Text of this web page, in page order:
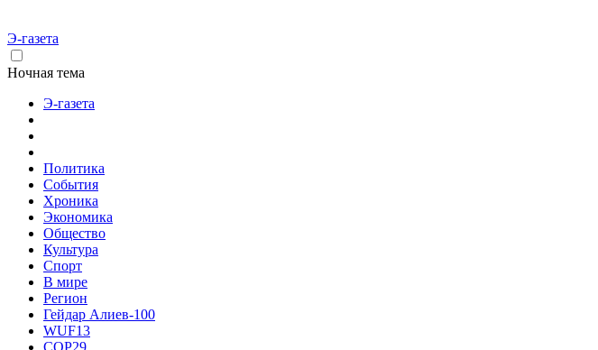
Э-газета
Ночная тема
Э-газета
Политика
События
Хроника
Экономика
Общество
Культура
Спорт
В мире
Регион
Гейдар Алиев-100
WUF13
COP29